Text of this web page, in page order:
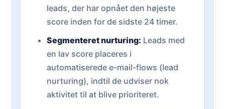
leads, der har opnået den højeste
score inden for de sidste 24 timer.
Segmenteret nurturing: Leads med
en lav score placeres i
automatiserede e-mail-flows (lead
nurturing), indtil de udviser nok
aktivitet til at blive prioriteret.